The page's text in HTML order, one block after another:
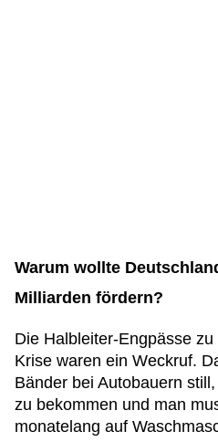
Warum wollte
Milliarden fördern?
Die Halbleiter-Engpässe
Krise waren ein Weckruf.
Bänder bei Autobauern
zu bekommen und man
monatelang auf